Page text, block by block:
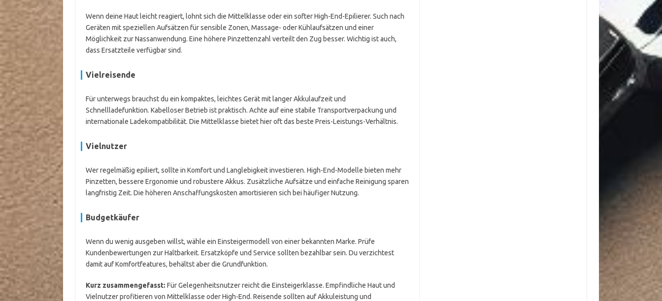
Wenn deine Haut leicht reagiert, lohnt sich die Mittelklasse oder ein softer High-End-Epilierer. Such nach
Geräten mit speziellen Aufsätzen für sensible Zonen, Massage- oder Kühlaufsätzen und einer
Möglichkeit zur Nassanwendung. Eine höhere Pinzettenzahl verteilt den Zug besser. Wichtig ist auch,
dass Ersatzteile verfügbar sind.
Vielreisende
Für unterwegs brauchst du ein kompaktes, leichtes Gerät mit langer Akkulaufzeit und
Schnellladefunktion. Kabelloser Betrieb ist praktisch. Achte auf eine stabile Transportverpackung und
internationale Ladekompatibilität. Die Mittelklasse bietet hier oft das beste Preis-Leistungs-Verhältnis.
Vielnutzer
Wer regelmäßig epiliert, sollte in Komfort und Langlebigkeit investieren. High-End-Modelle bieten mehr
Pinzetten, bessere Ergonomie und robustere Akkus. Zusätzliche Aufsätze und einfache Reinigung sparen
langfristig Zeit. Die höheren Anschaffungskosten amortisieren sich bei häufiger Nutzung.
Budgetkäufer
Wenn du wenig ausgeben willst, wähle ein Einsteigermodell von einer bekannten Marke. Prüfe
Kundenbewertungen zur Haltbarkeit. Ersatzköpfe und Service sollten bezahlbar sein. Du verzichtest
damit auf Komfortfeatures, behältst aber die Grundfunktion.
Kurz zusammengefasst: Für Gelegenheitsnutzer reicht die Einsteigerklasse. Empfindliche Haut und
Vielnutzer profitieren von Mittelklasse oder High-End. Reisende sollten auf Akkuleistung und